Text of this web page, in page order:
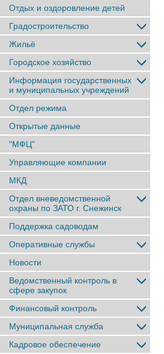
Отдых и оздоровление детей
Градостроительство
Жильё
Городское хозяйство
Информация государственных
и муниципальных учреждений
Отдел режима
Открытые данные
"МФЦ"
Управляющие компании
МКД
Отдел вневедомственной
охраны по ЗАТО г. Снежинск
Поддержка садоводам
Оперативные службы
Новости
Ведомственный контроль в
сфере закупок
Финансовый контроль
Муниципальная служба
Кадровое обеспечение